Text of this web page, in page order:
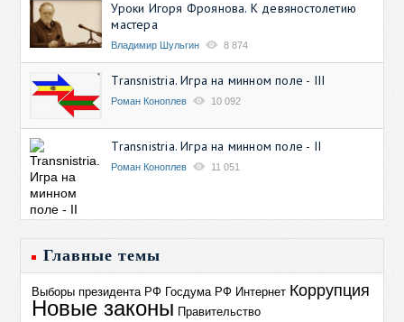
Уроки Игоря Фроянова. К девяностолетию
мастера
Владимир Шульгин 8 874
Transnistria. Игра на минном поле - III
Роман Коноплев 10 092
Transnistria. Игра на минном поле - II
Роман Коноплев 11 051
Главные темы
Выборы президента РФ Госдума РФ Интернет Коррупция
Новые законы Правительство